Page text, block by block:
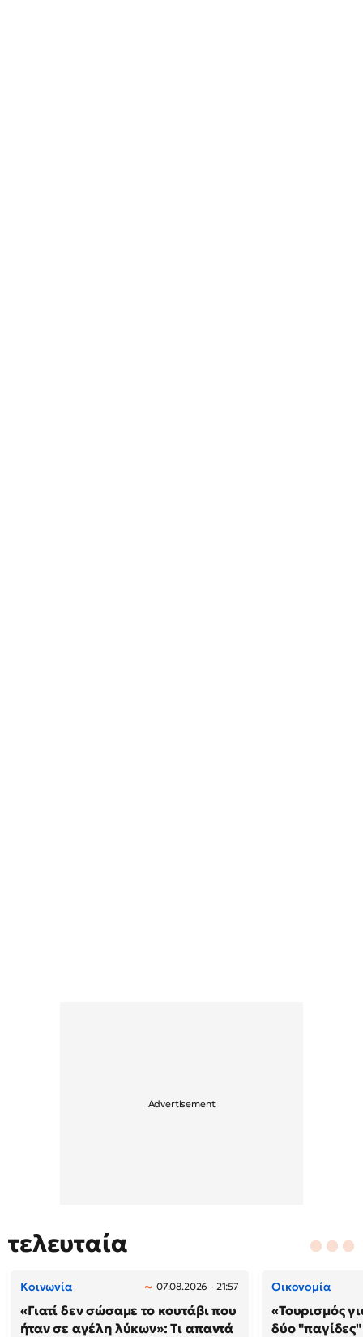
τελευταία
Κοινωνία 07.08.2026 - 21:57
«Γιατί δεν σώσαμε το κουτάβι που
ήταν σε αγέλη λύκων»: Τι απαντά
Οικονομία
«Τουρισμός
δύο